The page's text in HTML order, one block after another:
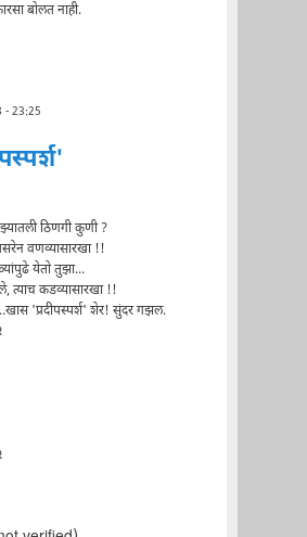
बोलत नाही.
- 23:25
ठिणगी कुणी ?
वणव्यासारखा !!
येतो तुझा...
त्याच कडव्यासारखा !!
'प्रदीपस्पर्श' शेर! सुंदर गझल.